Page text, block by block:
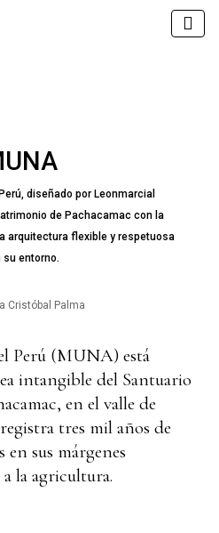
diseñado por Leonmarcial
de Pachacamac con la
arquitectura flexible y respetuosa
su entorno.
Cristóbal Palma
Perú (MUNA) está
intangible del Santuario
en el valle de
tres mil años de
sus márgenes
a la agricultura.